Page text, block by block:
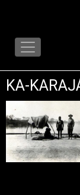
conteúdo
LISA
MENU
KA-